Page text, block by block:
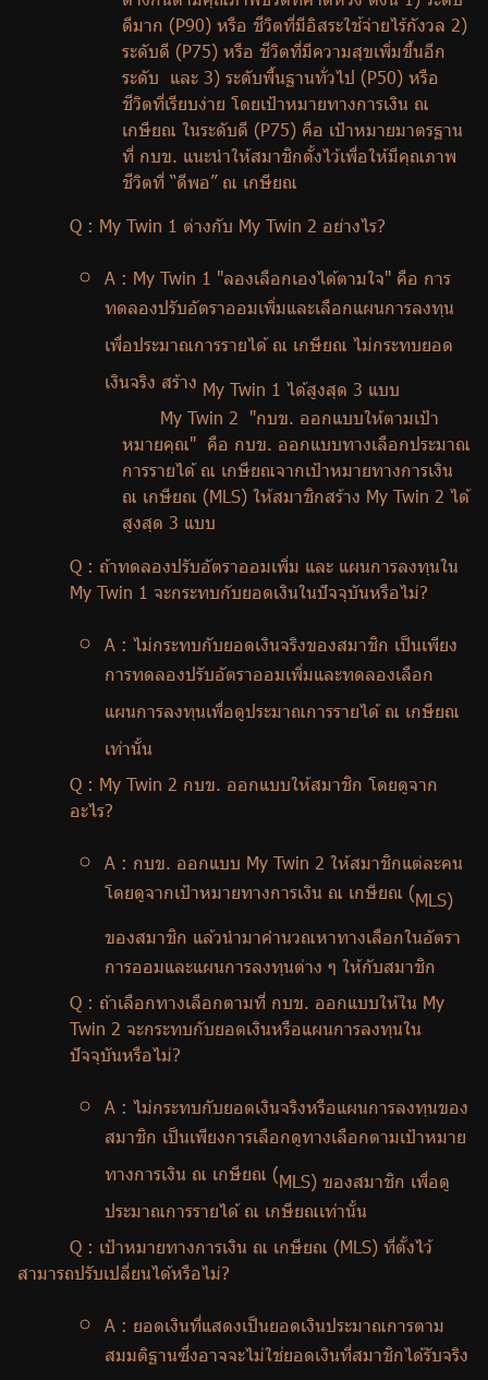
ดีมาก (P90) หรือ ชีวิตที่มีอิสระใช้จ่ายไร้กังวล 2)
ระดับดี (P75) หรือ ชีวิตที่มีความสุขเพิ่มขึ้นอีก
ระดับ และ 3) ระดับพื้นฐานทั่วไป (P50) หรือ
ชีวิตที่เรียบง่าย โดยเป้าหมายทางการเงิน ณ
เกษียณ ในระดับดี (P75) คือ เป้าหมายมาตรฐาน
ที่ กบข. แนะนำให้สมาชิกตั้งไว้เพื่อให้มีคุณภาพ
ชีวิตที่ “ดีพอ” ณ เกษียณ
Q : My Twin 1 ต่างกับ My Twin 2 อย่างไร?
A : My Twin 1 "ลองเลือกเองได้ตามใจ" คือ การ
ทดลองปรับอัตราออมเพิ่มและเลือกแผนการลงทุน
เพื่อประมาณการรายได้ ณ เกษียณ ไม่กระทบยอด
เงินจริง สร้าง My Twin 1 ได้สูงสุด 3 แบบ
My Twin 2 "กบข. ออกแบบให้ตามเป้า
หมายคุณ" คือ กบข. ออกแบบทางเลือกประมาณ
การรายได้ ณ เกษียณจากเป้าหมายทางการเงิน
ณ เกษียณ (MLS) ให้สมาชิกสร้าง My Twin 2 ได้
สูงสุด 3 แบบ
Q : ถ้าทดลองปรับอัตราออมเพิ่ม และ แผนการลงทุนใน
My Twin 1 จะกระทบกับยอดเงินในปัจจุบันหรือไม่?
A : ไม่กระทบกับยอดเงินจริงของสมาชิก เป็นเพียง
การทดลองปรับอัตราออมเพิ่มและทดลองเลือก
แผนการลงทุนเพื่อดูประมาณการรายได้ ณ เกษียณ
เท่านั้น
Q : My Twin 2 กบข. ออกแบบให้สมาชิก โดยดูจาก
อะไร?
A : กบข. ออกแบบ My Twin 2 ให้สมาชิกแต่ละคน
โดยดูจากเป้าหมายทางการเงิน ณ เกษียณ (MLS)
ของสมาชิก แล้วนำมาคำนวณหาทางเลือกในอัตรา
การออมและแผนการลงทุนต่าง ๆ ให้กับสมาชิก
Q : ถ้าเลือกทางเลือกตามที่ กบข. ออกแบบให้ใน My
Twin 2 จะกระทบกับยอดเงินหรือแผนการลงทุนใน
ปัจจุบันหรือไม่?
A : ไม่กระทบกับยอดเงินจริงหรือแผนการลงทุนของ
สมาชิก เป็นเพียงการเลือกดูทางเลือกตามเป้าหมาย
ทางการเงิน ณ เกษียณ (MLS) ของสมาชิก เพื่อดู
ประมาณการรายได้ ณ เกษียณเท่านั้น
Q : เป้าหมายทางการเงิน ณ เกษียณ (MLS) ที่ตั้งไว้
สามารถปรับเปลี่ยนได้หรือไม่?
A : ยอดเงินที่แสดงเป็นยอดเงินประมาณการตาม
สมมติฐานซึ่งอาจจะไม่ใช่ยอดเงินที่สมาชิกได้รับจริง